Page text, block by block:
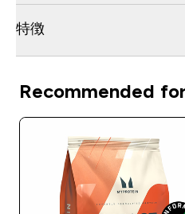
特徴
Recommended